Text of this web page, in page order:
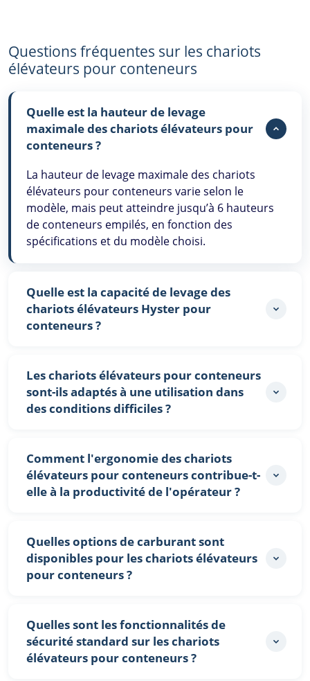
Questions fréquentes sur les chariots
élévateurs pour conteneurs
Quelle est la hauteur de levage
maximale des chariots élévateurs pour
conteneurs ?
La hauteur de levage maximale des chariots
élévateurs pour conteneurs varie selon le
modèle, mais peut atteindre jusqu’à 6 hauteurs
de conteneurs empilés, en fonction des
spécifications et du modèle choisi.
Quelle est la capacité de levage des
chariots élévateurs Hyster pour
conteneurs ?
Les chariots élévateurs pour conteneurs
sont-ils adaptés à une utilisation dans
des conditions difficiles ?
Comment l'ergonomie des chariots
élévateurs pour conteneurs contribue-t-
elle à la productivité de l'opérateur ?
Quelles options de carburant sont
disponibles pour les chariots élévateurs
pour conteneurs ?
Quelles sont les fonctionnalités de
sécurité standard sur les chariots
élévateurs pour conteneurs ?